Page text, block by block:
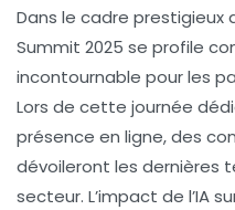
Dans le cadre prestigieux
Summit 2025 se profile
incontournable pour les
Lors de cette journée
présence en ligne, des
dévoileront les dernières
secteur. L’impact de l’IA